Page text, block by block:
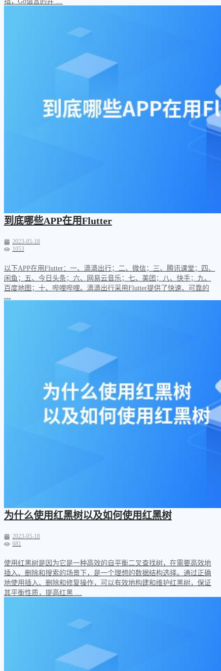
到底哪些APP在用Flutter
2023-05-18
1053
以下APP在用Flutter：一、滴滴出行；二、微信；三、腾讯课堂；四、
闲鱼；五、今日头条；六、网易云音乐；七、美团；八、快手；九、
百度地图；十、哔哩哔哩。滴滴出行采用Flutter提供了快速、可靠的
…
为什么使用红黑树以及如何使用红黑树
2023-05-18
681
使用红黑树是因为它是一种高效的自平衡二叉查找树，在需要高效地
插入、删除和搜索的场景下，是一个理想的数据结构选择。通过正确
地使用插入、删除和修复操作，可以有效地构建和维护红黑树，保证
其平衡性质，提高红黑 …